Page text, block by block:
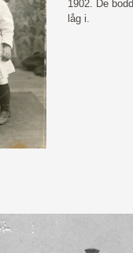
1902. De
låg i.